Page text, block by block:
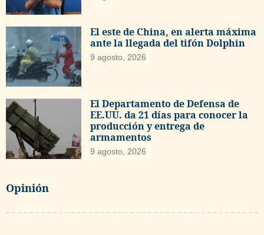
El este de China, en alerta máxima
ante la llegada del tifón Dolphin
9 agosto, 2026
El Departamento de Defensa de
EE.UU. da 21 días para conocer la
producción y entrega de
armamentos
9 agosto, 2026
Opinión